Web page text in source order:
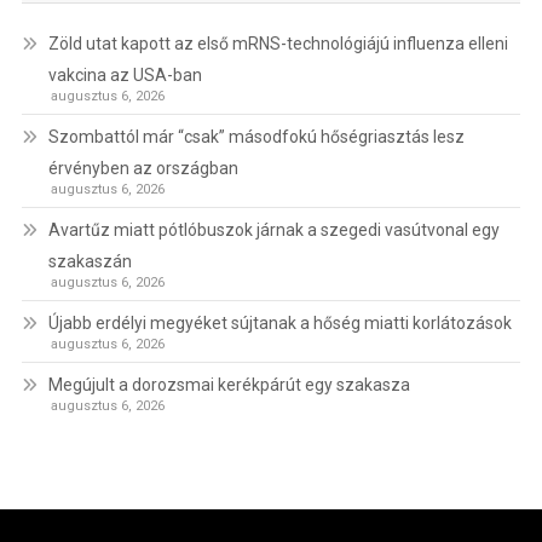
Zöld utat kapott az első mRNS-technológiájú influenza elleni
vakcina az USA-ban
augusztus 6, 2026
Szombattól már “csak” másodfokú hőségriasztás lesz
érvényben az országban
augusztus 6, 2026
Avartűz miatt pótlóbuszok járnak a szegedi vasútvonal egy
szakaszán
augusztus 6, 2026
Újabb erdélyi megyéket sújtanak a hőség miatti korlátozások
augusztus 6, 2026
Megújult a dorozsmai kerékpárút egy szakasza
augusztus 6, 2026